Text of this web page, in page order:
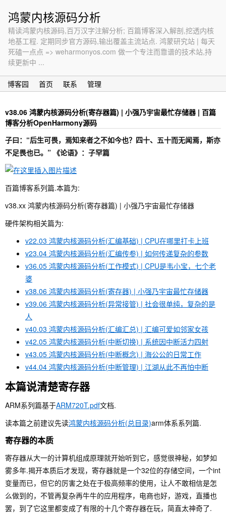
鸿蒙内核源码分析
精读鸿蒙内核源码,百万汉字注解分析; 百篇博客深入解剖,挖透内核
地基工程. 定期同步官方源码,输出覆盖主流站点. 鸿蒙研究站 | 每天
死磕一点点 => weharmonyos.com 做一个专注而靠谱的技术站,持
续更新中 ...
博客园 首页 联系 管理
v38.06 鸿蒙内核源码分析(寄存器篇) | 小强乃宇宙最忙存储器 | 百篇
博客分析OpenHarmony源码
子曰：“后生可畏，焉知来者之不如今也？四十、五十而无闻焉，斯亦
不足畏也已。” 《论语》：子罕篇
百篇博客系列篇.本篇为:
v38.xx 鸿蒙内核源码分析(寄存器篇) | 小强乃宇宙最忙存储器
硬件架构相关篇为:
v22.03 鸿蒙内核源码分析(汇编基础) | CPU在哪里打卡上班
v23.04 鸿蒙内核源码分析(汇编传参) | 如何传递复杂的参数
v36.05 鸿蒙内核源码分析(工作模式) | CPU是韦小宝，七个老
婆
v38.06 鸿蒙内核源码分析(寄存器) | 小强乃宇宙最忙存储器
v39.06 鸿蒙内核源码分析(异常接管) | 社会很单纯，复杂的是
人
v40.03 鸿蒙内核源码分析(汇编汇总) | 汇编可爱如邻家女孩
v42.05 鸿蒙内核源码分析(中断切换) | 系统因中断活力四射
v43.05 鸿蒙内核源码分析(中断概念) | 海公公的日常工作
v44.04 鸿蒙内核源码分析(中断管理) | 江湖从此不再怕中断
本篇说清楚寄存器
ARM系列篇基于ARM720T.pdf文档.
读本篇之前建议先读鸿蒙内核源码分析(总目录)arm体系系列篇.
寄存器的本质
寄存器从大一的计算机组成原理就开始听到它，感觉很神秘，如梦如
雾多年.揭开本质后才发现，寄存器就是一个32位的存储空间，一个int
变量而已，但它的厉害之处在于极高频率的使用，让人不敢相信是怎
么做到的，不管再复杂再牛牛的应用程序，电商也好，游戏，直播也
罢，到了它这里都变成了有限的十几个寄存器在玩，简直太神奇了.